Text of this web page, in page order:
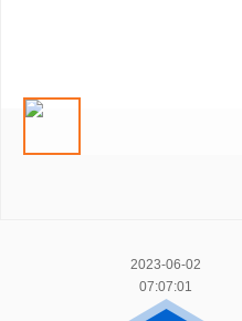
2023-06-02
07:07:01